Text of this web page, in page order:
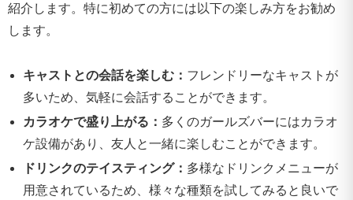
紹介します。特に初めての方には以下の楽しみ方をお勧め
します。
キャストとの会話を楽しむ： フレンドリーなキャストが
多いため、気軽に会話することができます。
カラオケで盛り上がる： 多くのガールズバーにはカラオ
ケ設備があり、友人と一緒に楽しむことができます。
ドリンクのテイスティング： 多様なドリンクメニューが
用意されているため、様々な種類を試してみると良いで